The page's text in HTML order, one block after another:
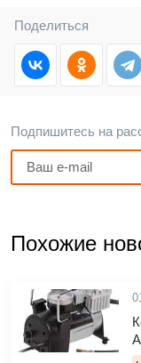
Поделиться
Подпишитесь на
Похожие